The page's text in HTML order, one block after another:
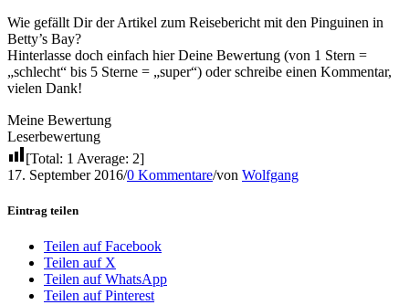
Wie gefällt Dir der Artikel zum Reisebericht mit den Pinguinen in
Betty’s Bay?
Hinterlasse doch einfach hier Deine Bewertung (von 1 Stern =
„schlecht“ bis 5 Sterne = „super“) oder schreibe einen Kommentar,
vielen Dank!
Meine Bewertung
Leserbewertung
[Total: 1 Average: 2]
17. September 2016/0 Kommentare/von Wolfgang
Eintrag teilen
Teilen auf Facebook
Teilen auf X
Teilen auf WhatsApp
Teilen auf Pinterest